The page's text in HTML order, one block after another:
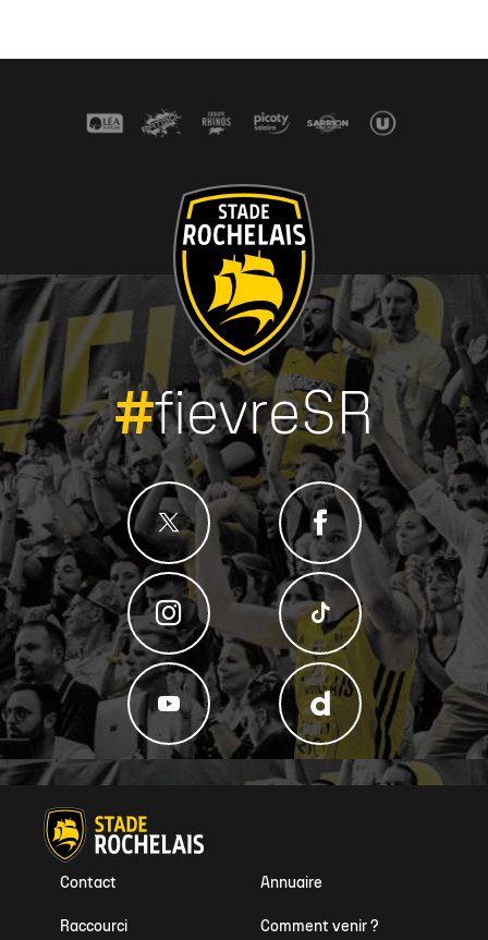
#fievreSR
Annuaire
Contact
Comment venir ?
Raccourci